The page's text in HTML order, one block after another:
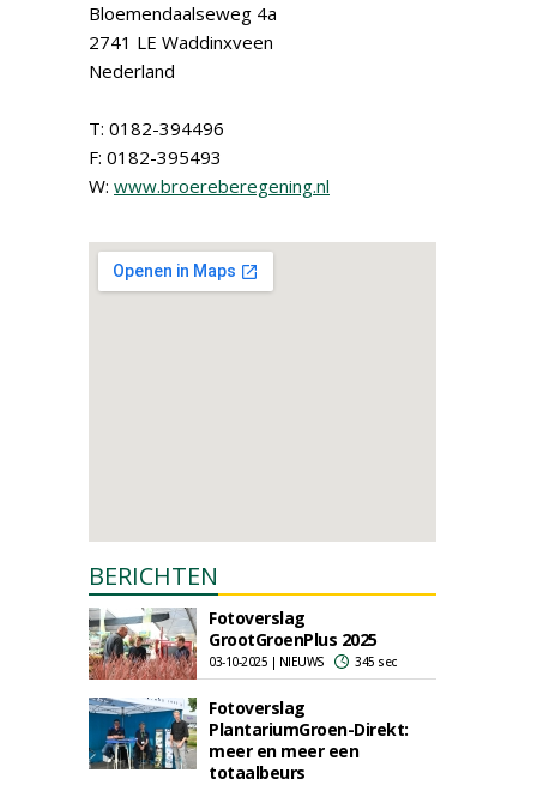
Bloemendaalseweg 4a
2741 LE Waddinxveen
Nederland
T: 0182-394496
F: 0182-395493
W: www.broereberegening.nl
BERICHTEN
Fotoverslag
GrootGroenPlus 2025
03-10-2025 | NIEUWS 345 sec
Fotoverslag
PlantariumGroen-Direkt:
meer en meer een
totaalbeurs